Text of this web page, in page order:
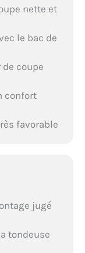
nette et
le bac de
coupe
confort
favorable
jugé
tondeuse